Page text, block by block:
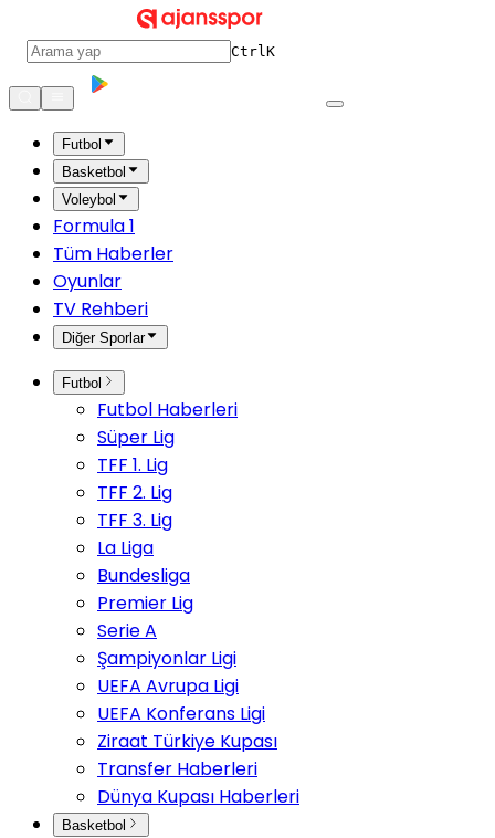
CtrlK
Futbol
Basketbol
Voleybol
Formula 1
Tüm Haberler
Oyunlar
TV Rehberi
Diğer Sporlar
Futbol
Futbol Haberleri
Süper Lig
TFF 1. Lig
TFF 2. Lig
TFF 3. Lig
La Liga
Bundesliga
Premier Lig
Serie A
Şampiyonlar Ligi
UEFA Avrupa Ligi
UEFA Konferans Ligi
Ziraat Türkiye Kupası
Transfer Haberleri
Dünya Kupası Haberleri
Basketbol